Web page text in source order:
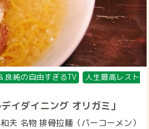
良純の自由すぎるTV
人生最高レスト
イダイニング オリガミ」
夫 名物 排骨拉麺（パーコーメン）